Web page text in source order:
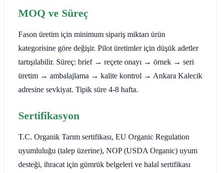
MOQ ve Süreç
Fason üretim için minimum sipariş miktarı ürün
kategorisine göre değişir. Pilot üretimler için düşük adetler
tartışılabilir. Süreç: brief → reçete onayı → örnek → seri
üretim → ambalajlama → kalite kontrol → Ankara Kalecik
adresine sevkiyat. Tipik süre 4-8 hafta.
Sertifikasyon
T.C. Organik Tarım sertifikası, EU Organic Regulation
uyumluluğu (talep üzerine), NOP (USDA Organic) uyum
desteği, ihracat için gümrük belgeleri ve halal sertifikası